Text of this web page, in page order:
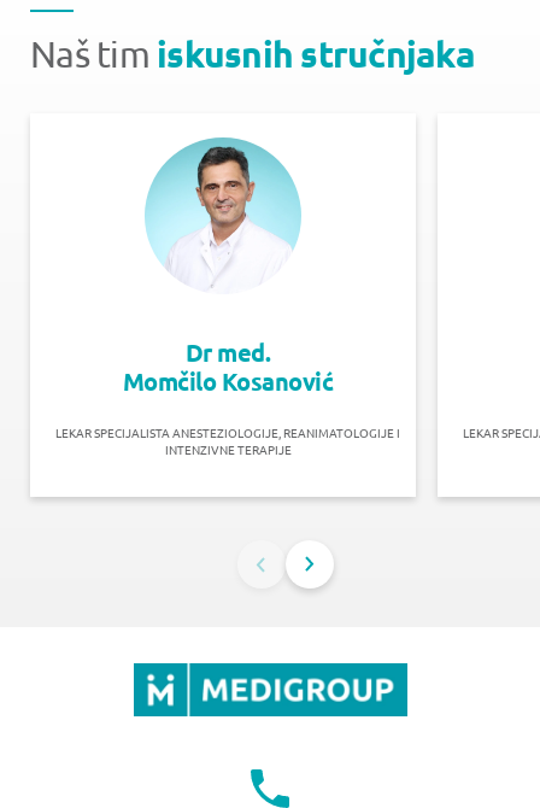
Naš tim iskusnih stručnjaka
Dr med.
Momčilo Kosanović
LEKAR SPECIJALISTA ANESTEZIOLOGIJE, REANIMATOLOGIJE I
INTENZIVNE TERAPIJE
LEKAR